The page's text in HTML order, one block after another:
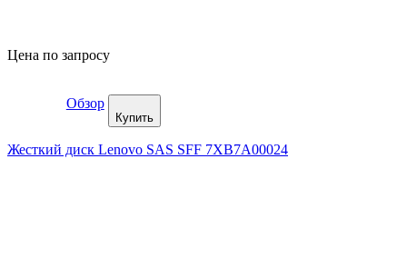
Цена по запросу
Обзор
Купить
Жесткий диск Lenovo SAS SFF 7XB7A00024